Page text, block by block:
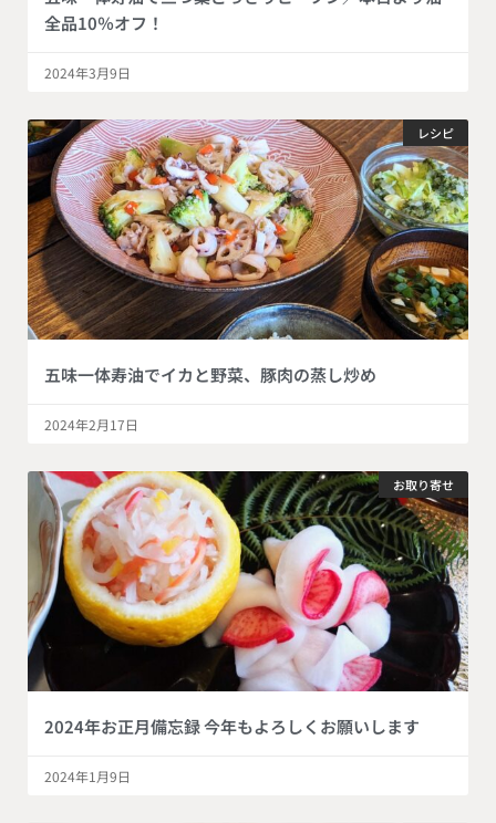
全品10％オフ！
2024年3月9日
レシピ
五味一体寿油でイカと野菜、豚肉の蒸し炒め
2024年2月17日
お取り寄せ
2024年お正月備忘録 今年もよろしくお願いします
2024年1月9日